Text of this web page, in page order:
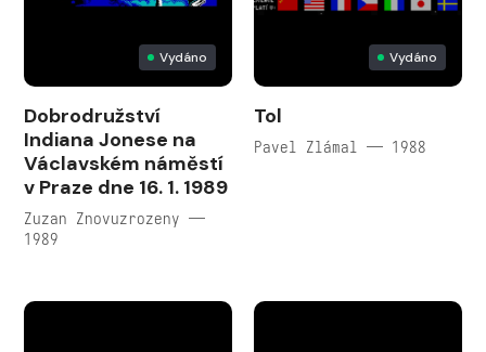
Vydáno
Dobrodružství
Indiana Jonese na
Václavském náměstí
v Praze dne 16. 1. 1989
Zuzan Znovuzrozeny —
1989
Vydáno
Tol
Pavel Zlámal — 1988